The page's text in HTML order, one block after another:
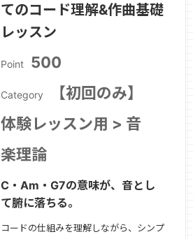
習・課題整理吹奏楽・ソロ・趣味演奏、
目的に合わせて指導します。
てのコード理解&作曲基礎
レッスン
Point 500
Category
【初回のみ】
体験レッスン用 > 音
楽理論
C・Am・G7の意味が、音とし
て腑に落ちる。
コードの仕組みを理解しながら、シンプ